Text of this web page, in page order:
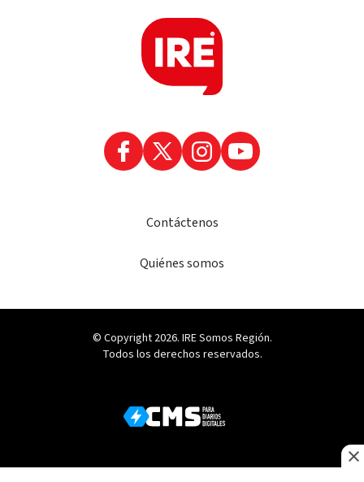
Contáctenos
Quiénes somos
© Copyright 2026. IRE Somos Región.
Todos los derechos reservados.